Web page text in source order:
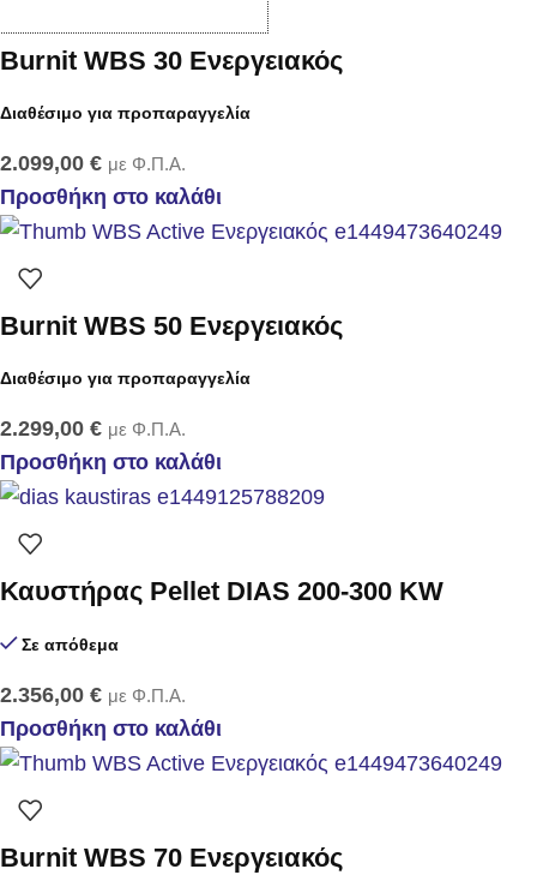
Burnit WBS 30 Ενεργειακός
Διαθέσιμο για προπαραγγελία
2.099,00 € με Φ.Π.Α.
Προσθήκη στο καλάθι
Burnit WBS 50 Ενεργειακός
Διαθέσιμο για προπαραγγελία
2.299,00 € με Φ.Π.Α.
Προσθήκη στο καλάθι
Καυστήρας Pellet DIAS 200-300 KW
Σε απόθεμα
2.356,00 € με Φ.Π.Α.
Προσθήκη στο καλάθι
Burnit WBS 70 Ενεργειακός